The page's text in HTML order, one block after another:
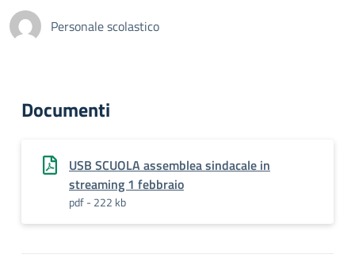
Personale scolastico
Documenti
USB SCUOLA assemblea sindacale in
streaming 1 febbraio
pdf - 222 kb